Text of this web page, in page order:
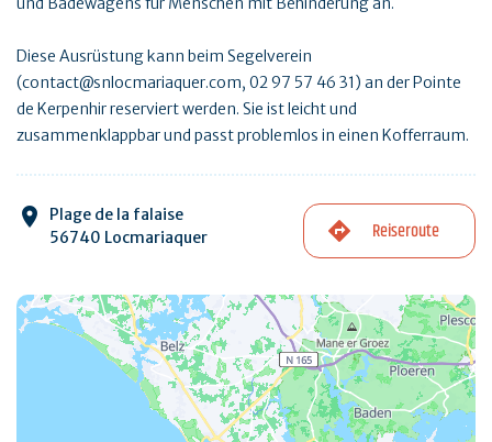
Diese Ausrüstung kann beim Segelverein
(contact@snlocmariaquer.com, 02 97 57 46 31) an der Pointe
de Kerpenhir reserviert werden. Sie ist leicht und
zusammenklappbar und passt problemlos in einen Kofferraum.
Plage de la falaise
56740 Locmariaquer
Reiseroute